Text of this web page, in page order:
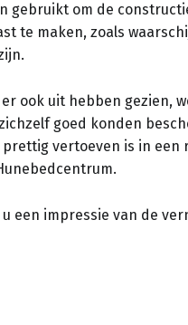
gebruikt om de
te maken, zoals
ook uit hebben gezien,
goed konden
vertoeven is in een
een impressie van de